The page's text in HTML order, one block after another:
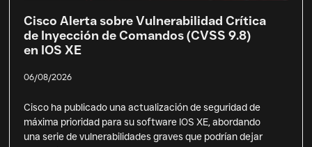
Cisco Alerta sobre Vulnerabilidad Crítica
de Inyección de Comandos (CVSS 9.8)
en IOS XE
06/08/2026
Cisco ha publicado una actualización de seguridad de
máxima prioridad para su software IOS XE, abordando
una serie de vulnerabilidades graves que podrían dejar